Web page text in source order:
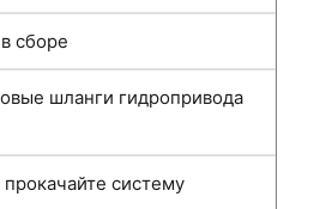
сборе
шланги гидропривода
систему